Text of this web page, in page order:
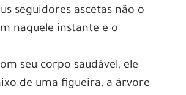
seguidores ascetas não o
naquele instante e o
seu corpo saudável, ele
de uma figueira, a árvore